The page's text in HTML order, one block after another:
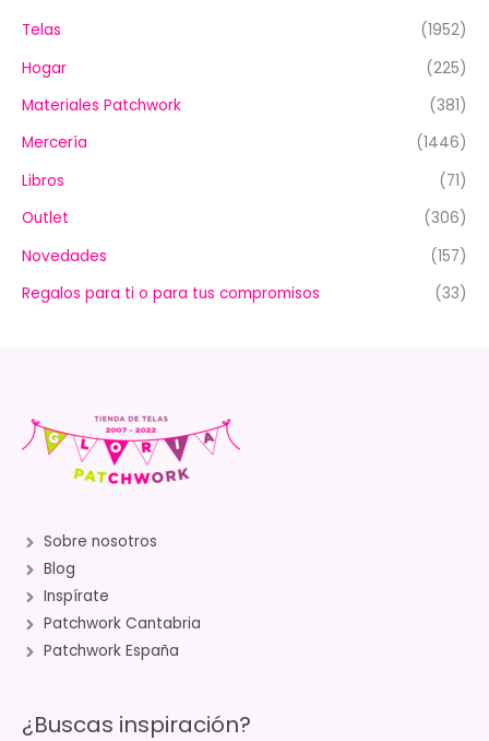
Telas
(1952)
Hogar
(225)
Materiales Patchwork
(381)
Mercería
(1446)
Libros
(71)
Outlet
(306)
Novedades
(157)
Regalos para ti o para tus compromisos
(33)
Sobre nosotros
Blog
Inspírate
Patchwork Cantabria
Patchwork España
¿Buscas inspiración?